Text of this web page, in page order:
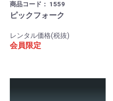
商品コード： 1559
ピックフォーク
レンタル価格(税抜)
会員限定